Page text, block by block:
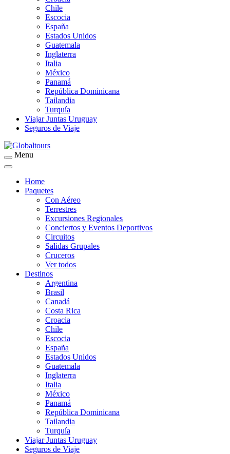
Chile
Escocia
España
Estados Unidos
Guatemala
Inglaterra
Italia
México
Panamá
República Dominicana
Tailandia
Turquía
Viajar Juntas Uruguay
Seguros de Viaje
Globaltours
Menu
Home
Paquetes
Con Aéreo
Terrestres
Excursiones Regionales
Conciertos y Eventos Deportivos
Circuitos
Salidas Grupales
Cruceros
Ver todos
Destinos
Argentina
Brasil
Canadá
Costa Rica
Croacia
Chile
Escocia
España
Estados Unidos
Guatemala
Inglaterra
Italia
México
Panamá
República Dominicana
Tailandia
Turquía
Viajar Juntas Uruguay
Seguros de Viaje